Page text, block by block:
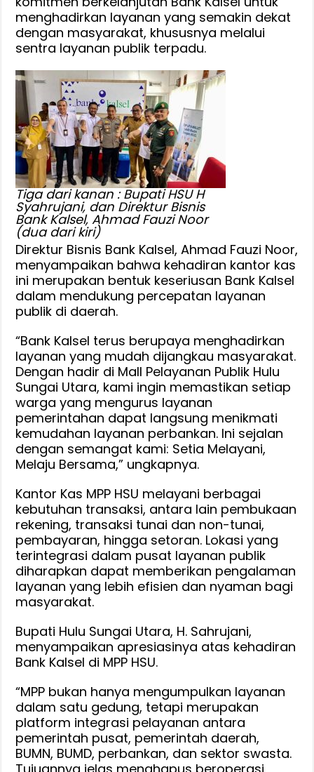
menghadirkan layanan yang semakin dekat
dengan masyarakat, khususnya melalui
sentra layanan publik terpadu.
Tiga dari kanan : Bupati HSU H
Syahrujani, dan Direktur Bisnis
Bank Kalsel, Ahmad Fauzi Noor
(dua dari kiri)
Direktur Bisnis Bank Kalsel, Ahmad Fauzi Noor,
menyampaikan bahwa kehadiran kantor kas
ini merupakan bentuk keseriusan Bank Kalsel
dalam mendukung percepatan layanan
publik di daerah.
“Bank Kalsel terus berupaya menghadirkan
layanan yang mudah dijangkau masyarakat.
Dengan hadir di Mall Pelayanan Publik Hulu
Sungai Utara, kami ingin memastikan setiap
warga yang mengurus layanan
pemerintahan dapat langsung menikmati
kemudahan layanan perbankan. Ini sejalan
dengan semangat kami: Setia Melayani,
Melaju Bersama,” ungkapnya.
Kantor Kas MPP HSU melayani berbagai
kebutuhan transaksi, antara lain pembukaan
rekening, transaksi tunai dan non-tunai,
pembayaran, hingga setoran. Lokasi yang
terintegrasi dalam pusat layanan publik
diharapkan dapat memberikan pengalaman
layanan yang lebih efisien dan nyaman bagi
masyarakat.
Bupati Hulu Sungai Utara, H. Sahrujani,
menyampaikan apresiasinya atas kehadiran
Bank Kalsel di MPP HSU.
“MPP bukan hanya mengumpulkan layanan
dalam satu gedung, tetapi merupakan
platform integrasi pelayanan antara
pemerintah pusat, pemerintah daerah,
BUMN, BUMD, perbankan, dan sektor swasta.